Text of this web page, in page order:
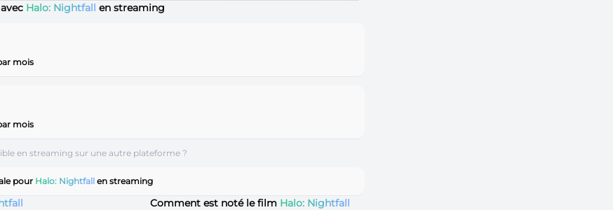
Halo: Nightfall en streaming
mois
mois
en streaming sur une autre plateforme ?
pour Halo: Nightfallen streaming
Comment est noté le film Halo: Nightfall